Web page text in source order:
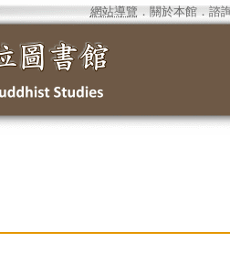
網站導覽 ． 關於本館． 諮